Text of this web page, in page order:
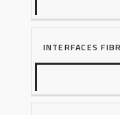
INTERFACES